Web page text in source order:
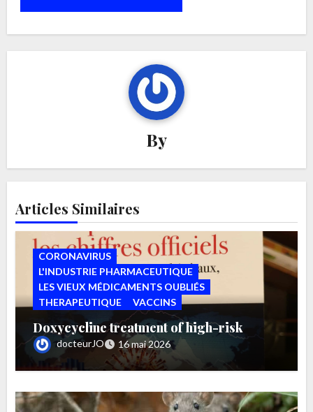
By
Articles Similaires
CORONAVIRUS
L'INDUSTRIE PHARMACEUTIQUE
LES VIEUX MÉDICAMENTS OUBLIÉS
THERAPEUTIQUE
VACCINS
Doxycycline treatment of high-risk
COVID-19-positive patients with
comorbid pulmonary disease (Un article
paru sur Pubmed en septembre 2020 –
docteurJO 16 mai 2026